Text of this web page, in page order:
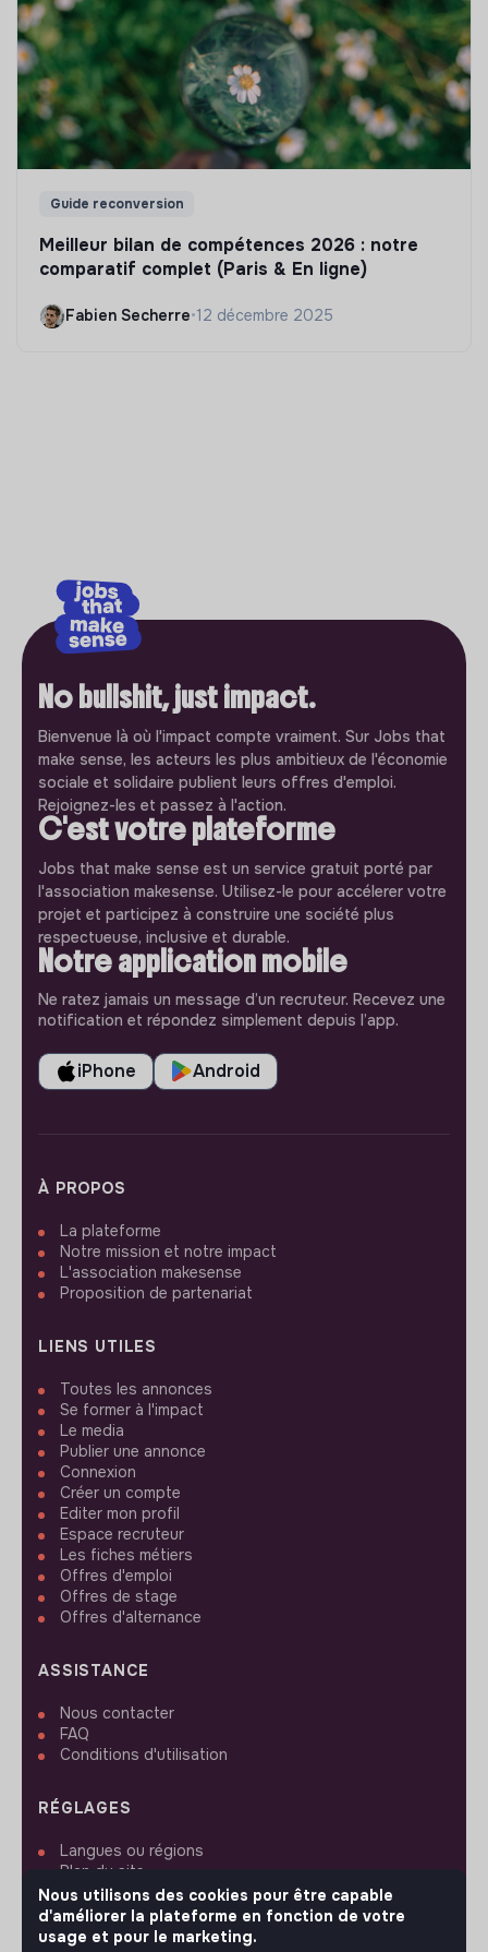
Guide reconversion
Meilleur bilan de compétences 2026 : notre
comparatif complet (Paris & En ligne)
Fabien Secherre•12 décembre 2025
No bullshit, just impact.
Bienvenue là où l'impact compte vraiment. Sur Jobs that
make sense, les acteurs les plus ambitieux de l'économie
sociale et solidaire publient leurs offres d'emploi.
Rejoignez-les et passez à l'action.
C'est votre plateforme
Jobs that make sense est un service gratuit porté par
l'association makesense. Utilisez-le pour accélerer votre
projet et participez à construire une société plus
respectueuse, inclusive et durable.
Notre application mobile
Ne ratez jamais un message d’un recruteur. Recevez une
notification et répondez simplement depuis l’app.
iPhone Android
À PROPOS
La plateforme
Notre mission et notre impact
L'association makesense
Proposition de partenariat
LIENS UTILES
Toutes les annonces
Se former à l'impact
Le media
Publier une annonce
Connexion
Créer un compte
Editer mon profil
Espace recruteur
Les fiches métiers
Offres d'emploi
Offres de stage
Offres d'alternance
ASSISTANCE
Nous contacter
FAQ
Conditions d'utilisation
RÉGLAGES
Langues ou régions
Plan du site
Paramètres des cookies
Nous utilisons des cookies pour être capable
d'améliorer la plateforme en fonction de votre
usage et pour le marketing.